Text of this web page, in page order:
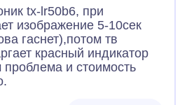
возвратить? Буду ждать
С уважением и
Михаил Федотов.
tx-lr50b6, при
изображение 5-10сек
гаснет),потом тв
красный индикатор
и стоимость